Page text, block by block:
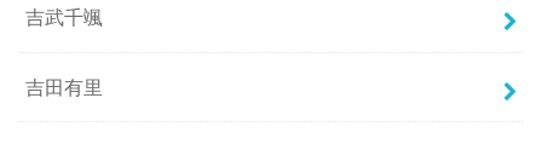
吉武千颯
吉田有里